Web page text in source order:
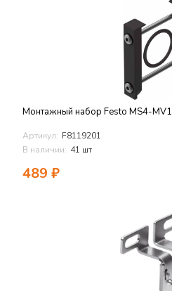
Монтажный набор Festo MS4-MV1
Артикул: F8119201
В наличии: 41 шт
489 ₽